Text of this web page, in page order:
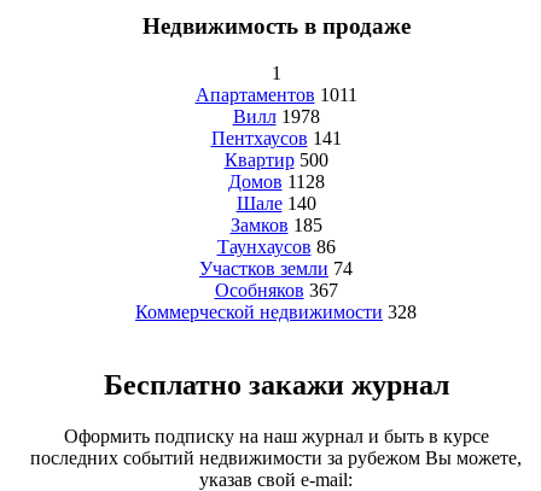
Недвижимость в продаже
1
Апартаментов 1011
Вилл 1978
Пентхаусов 141
Квартир 500
Домов 1128
Шале 140
Замков 185
Таунхаусов 86
Участков земли 74
Особняков 367
Коммерческой недвижимости 328
Бесплатно закажи журнал
Оформить подписку на наш журнал и быть в курсе
последних событий недвижимости за рубежом Вы можете,
указав свой e-mail: